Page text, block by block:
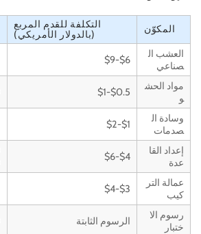
المكوّن
التكلفة للقدم المربع
(بالدولار الأمريكي)
العشب ال
صناعي
$6-$9
مواد الحش
و
$0.5-$1
وسادة ال
صدمات
$1-$2
إعداد القا
عدة
$4-$6
عمالة التر
كيب
$3-$4
رسوم الا
ختبار
الرسوم الثابتة